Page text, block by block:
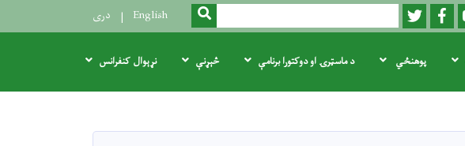
Youtube
Facebook
Twitter
لټون SEARCH
English دری
پوهنځي د ماسټرۍ او دوکتورا برنامې څېړنې نړېوال کنفرانس